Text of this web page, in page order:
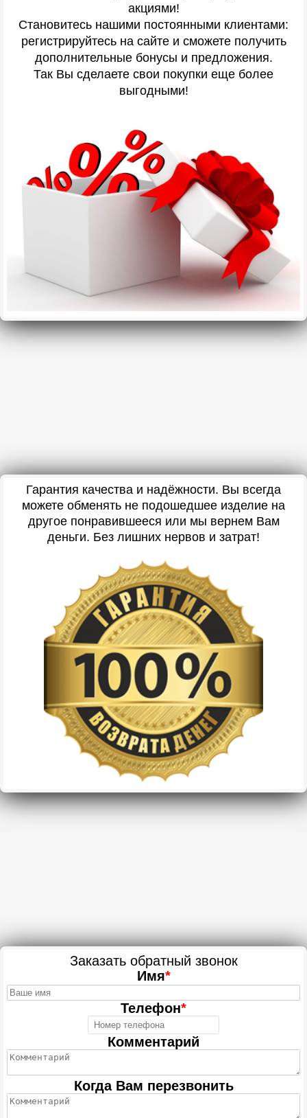
акциями!
Становитесь нашими постоянными клиентами:
регистрируйтесь на сайте и сможете получить
дополнительные бонусы и предложения.
Так Вы сделаете свои покупки еще более
выгодными!
Гарантия качества и надёжности. Вы всегда
можете обменять не подошедшее изделие на
другое понравившееся или мы вернем Вам
деньги. Без лишних нервов и затрат!
Заказать обратный звонок
Имя*
Телефон*
Комментарий
Когда Вам перезвонить